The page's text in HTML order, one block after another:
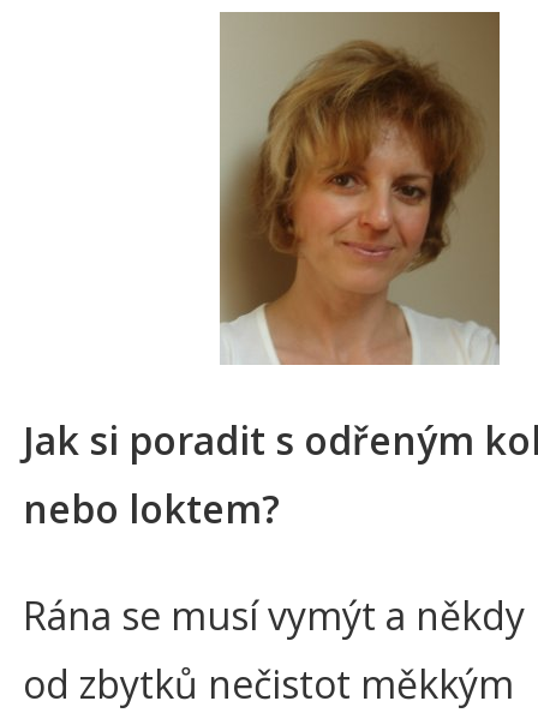
Jak si poradit s odřeným
nebo loktem?
Rána se musí vymýt a
od zbytků nečistot měkkým